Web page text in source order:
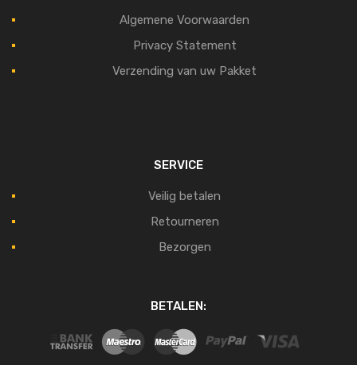
Algemene Voorwaarden
Privacy Statement
Verzending van uw Pakket
SERVICE
Veilig betalen
Retourneren
Bezorgen
BETALEN: